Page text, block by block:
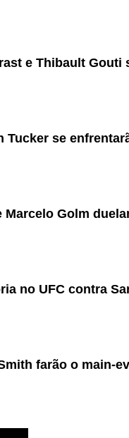
e Thibault Gouti
Tucker se
Golm
no UFC contra
farão o main-